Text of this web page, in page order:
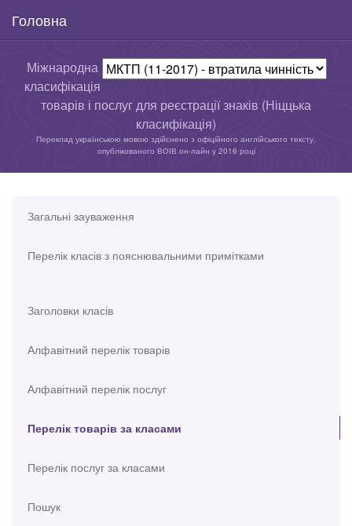
Головна
Міжнародна
класифікація
товарів і послуг для реєстрації знаків (Ніццька
класифікація)
Переклад українською мовою здійснено з офіційного англійського тексту,
опублікованого ВОІВ он-лайн у 2016 році
Загальні зауваження
Перелік класів з пояснювальними примітками
Заголовки класів
Алфавітний перелік товарів
Алфавітний перелік послуг
Перелік товарів за класами
Перелік послуг за класами
Пошук